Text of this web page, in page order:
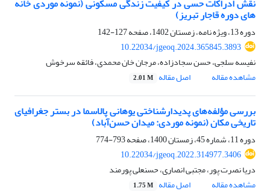
نقش ادراکات حسی در کیفیت زندگی مسکونی (نمونه موردی خانه
های دوره قاجار تبریز)
دوره 13، ویژه نامه، زمستان 1402، صفحه
127-142
10.22034/jgeoq.2024.365845.3893
نفیسه سلجی، حسن سجادزاده، مرجان خان محمدی، فائقه سرخوش
مشاهده مقاله
اصل مقاله 2.01 M
بررسی مؤلفه‌های پدیدارشناختی یوهانی پالاسما در بستر جغرافیای
تاریخی مکان (نمونه موردی: میدان حسن‌آباد)
دوره 11، شماره 45، زمستان 1400، صفحه
793-774
10.22034/jgeoq.2022.314977.3406
دریا نصرت پور، مجتبی انصاری، حسنعلی پورمند
مشاهده مقاله
اصل مقاله 1.75 M